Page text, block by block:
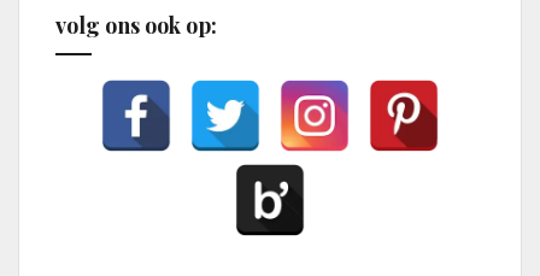
volg ons ook op: